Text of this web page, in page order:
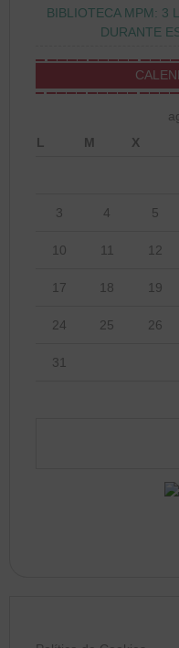
BIBLIOTECA MPM: 3
DURANTE
L
M X
3 4 5
10 11 12
17 18 19
24 25 26
31